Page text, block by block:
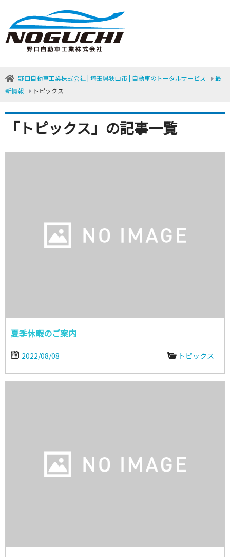
野口自動車工業株式会社 | 埼玉県狭山市 | 自動車のトータルサービス
最
新情報
トピックス
「トピックス」の記事一覧
夏季休暇のご案内
2022/08/08 トピックス